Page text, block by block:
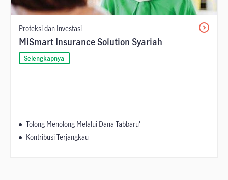
Proteksi dan Investasi
MiSmart Insurance Solution Syariah
Selengkapnya
Tolong Menolong Melalui Dana Tabbaru'
Kontribusi Terjangkau